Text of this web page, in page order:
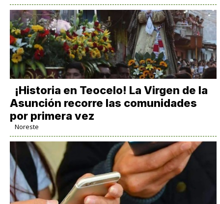
​¡Historia en Teocelo! La Virgen de la
Asunción recorre las comunidades
por primera vez
Noreste